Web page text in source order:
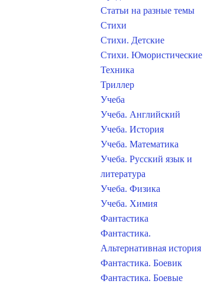
Статьи на разные темы
Стихи
Стихи. Детские
Стихи. Юмористические
Техника
Триллер
Учеба
Учеба. Английский
Учеба. История
Учеба. Математика
Учеба. Русский язык и
литература
Учеба. Физика
Учеба. Химия
Фантастика
Фантастика.
Альтернативная история
Фантастика. Боевик
Фантастика. Боевые